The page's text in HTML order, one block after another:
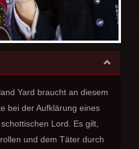
Yard braucht an diesem
bei der Aufklärung eines
Lord. Es gilt,
und dem Täter durch